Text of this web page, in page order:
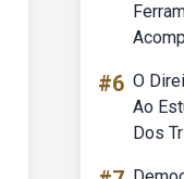
#6 O
Ao
Dos